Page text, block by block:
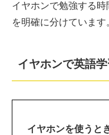
イヤホンで勉強する
を明確に分けています
イヤホンで英語
イヤホンを使うと